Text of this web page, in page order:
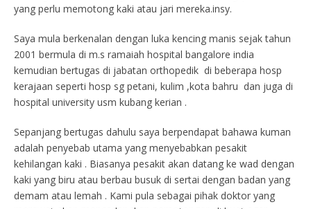
yang perlu memotong kaki atau jari mereka.insy.
Saya mula berkenalan dengan luka kencing manis sejak tahun
2001 bermula di m.s ramaiah hospital bangalore india
kemudian bertugas di jabatan orthopedik di beberapa hosp
kerajaan seperti hosp sg petani, kulim ,kota bahru dan juga di
hospital university usm kubang kerian .
Sepanjang bertugas dahulu saya berpendapat bahawa kuman
adalah penyebab utama yang menyebabkan pesakit
kehilangan kaki . Biasanya pesakit akan datang ke wad dengan
kaki yang biru atau berbau busuk di sertai dengan badan yang
demam atau lemah . Kami pula sebagai pihak doktor yang